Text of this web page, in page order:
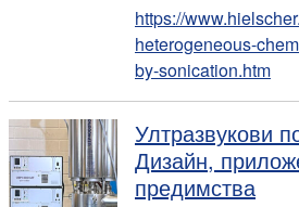
https://
heterogeneous-
by-sonication.htm
Ултразвукови
Дизайн,
предимства